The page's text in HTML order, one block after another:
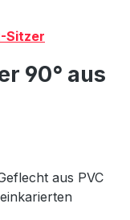
Sitzer
90° aus